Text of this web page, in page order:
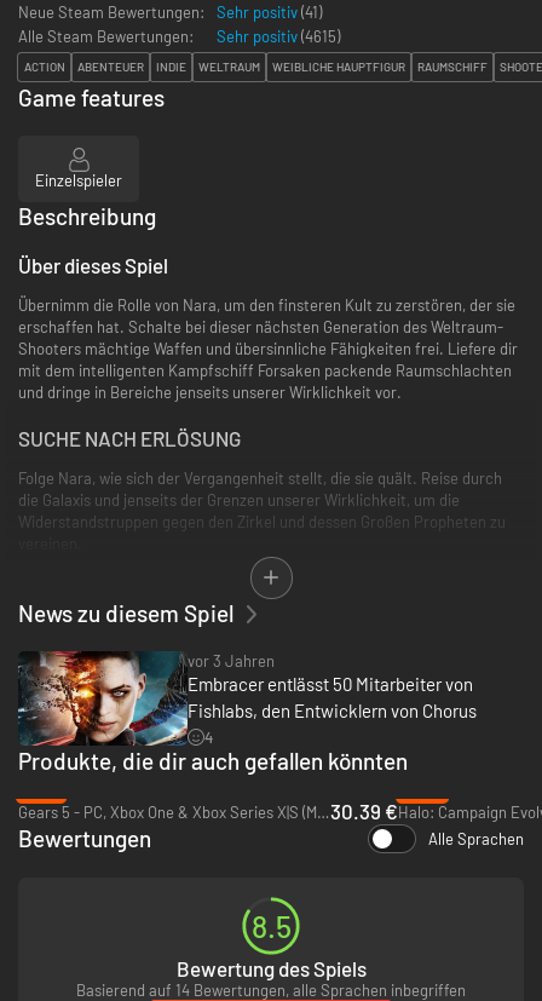
Neue Steam Bewertungen:
Sehr positiv(41)
Alle Steam Bewertungen:
Sehr positiv(4615)
ACTION ABENTEUER INDIE WELTRAUM WEIBLICHE HAUPTFIGUR RAUMSCHIFF
Game features
Einzelspieler
Beschreibung
Über dieses Spiel
Übernimm die Rolle von Nara, um den finsteren Kult zu zerstören, der sie
erschaffen hat. Schalte bei dieser nächsten Generation des Weltraum-
Shooters mächtige Waffen und übersinnliche Fähigkeiten frei. Liefere dir
mit dem intelligenten Kampfschiff Forsaken packende Raumschlachten
und dringe in Bereiche jenseits unserer Wirklichkeit vor.
SUCHE NACH ERLÖSUNG
Folge Nara, wie sich der Vergangenheit stellt, die sie quält. Reise durch
die Galaxis und jenseits der Grenzen unserer Wirklichkeit, um die
Widerstandstruppen gegen den Zirkel und dessen Großen Propheten zu
REISE JENSEITS DER LEERE
Betritt ein neues dunkles Universum voller Mysterien und Konflikte.
Erkunde epische Schauplätze wie ausgedehnte Raumstationen und
geheimnisvolle Existenzebenen. Erlebe mitreißende Zweikämpfe in der
Schwerelosigkeit an atemberaubenden kosmischen Schauplätzen.
Chorus kombiniert das Spektakel epischer Weltraumerkundung mit
schneller, packender Action.
Erlange ausgefuchste, mächtige Waffen und Kampfupgrades. Meistere
die einzigartige Drift-Mechanik deines Schiffs und setze übersinnliche
auszuschalten. Meistere das Zusammenspiel deiner Kräfte und werde zur
CARACTERÍSTICAS
News zu diesem Spiel
vor 3 Jahren
Embracer entlässt 50 Mitarbeiter von
Fishlabs, den Entwicklern von Chorus
4
Produkte, die dir auch gefallen könnten
Gears 5 - PC, Xbox One & Xbox Series X|S (Microsoft Store)30.39 €
Bewertungen Alle Sprachen
8.5
Bewertung des Spiels
Basierend auf 14 Bewertungen, alle Sprachen inbegriffen